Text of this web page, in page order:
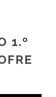
1.º